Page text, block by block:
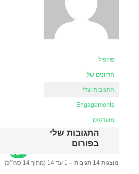
פרופיל
הדיונים שלי
התגובות שלי
Engagements
מועדפים
התגובות שלי
בפורום
מוצגות 14 תגובות – 1 עד 14 (מתוך 14 סה״כ)